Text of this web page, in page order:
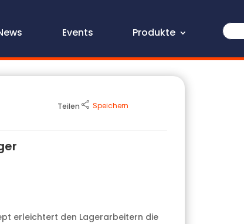
Events Produkte
Teilen Speichern
erleichtert den Lagerarbeitern die